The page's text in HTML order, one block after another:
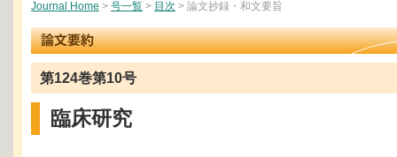
Journal Home > 号一覧 > 目次 > 論文抄録・和文要旨
第124巻第10号
臨床研究